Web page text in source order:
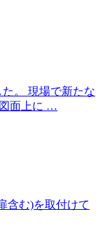
。 現場で新たな
面上に …
含む)を取付けて